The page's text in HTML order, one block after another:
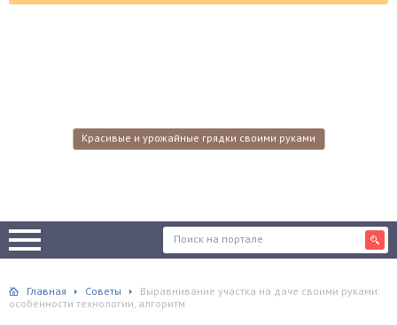
Красивые и урожайные грядки своими руками
Главная Советы
Выравнивание участка на даче своими руками:
особенности технологии, алгоритм